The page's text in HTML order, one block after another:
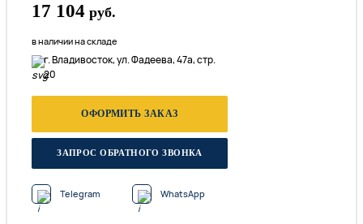
17 104 руб.
в наличии на складе
г. Владивосток, ул. Фадеева, 47а, стр.
20
ОФОРМИТЬ ЗАКАЗ
ЗАПРОС ОБРАТНОГО ЗВОНКА
Telegram WhatsApp